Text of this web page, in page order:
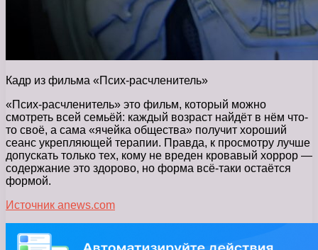
Кадр из фильма «Псих-расчленитель»
«Псих-расчленитель» это фильм, который можно
смотреть всей семьёй: каждый возраст найдёт в нём что-
то своё, а сама «ячейка общества» получит хороший
сеанс укрепляющей терапии. Правда, к просмотру лучше
допускать только тех, кому не вреден кровавый хоррор —
содержание это здорово, но форма всё-таки остаётся
формой.
Источник anews.com